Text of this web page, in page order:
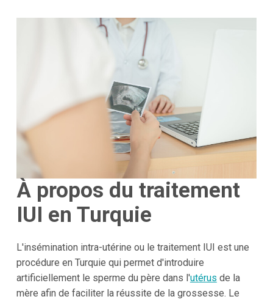
À propos du traitement
IUI en Turquie
L'insémination intra-utérine ou le traitement IUI est une
procédure en Turquie qui permet d'introduire
artificiellement le sperme du père dans l'utérus de la
mère afin de faciliter la réussite de la grossesse. Le